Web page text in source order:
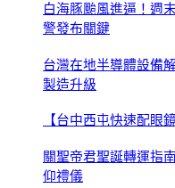
白海豚颱風進逼！週
警發布關鍵
台灣在地半導體設備
製造升級
【台中西屯快速配眼
關聖帝君聖誕轉運指
仰禮儀